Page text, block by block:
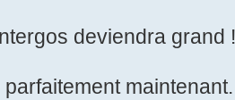
deviendra grand
parfaitement